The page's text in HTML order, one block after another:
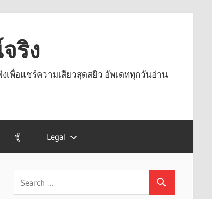
ริง
เพื่อแชร์ความเสียวสุดสยิว อัพเดททุกวันอ่าน
ชู้ Legal